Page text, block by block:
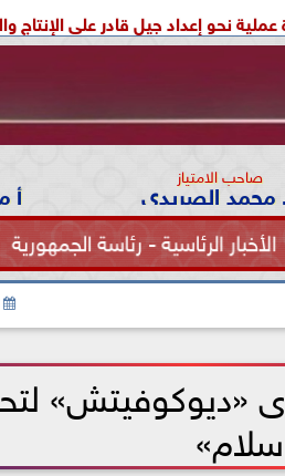
قادر على الإنتاج والعمل الحر
صاحب الامتياز
محمد الصريدي أ
الأخبار الرئاسية - رئاسة الجمهورية
الصحة
«ديوكوفيتش»
سلام»